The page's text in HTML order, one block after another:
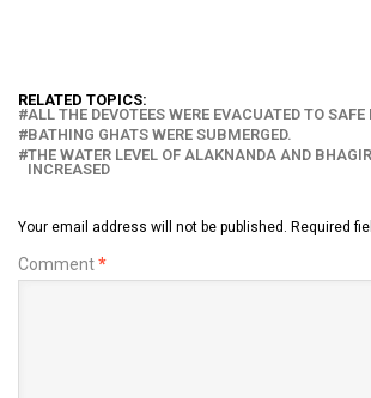
RELATED TOPICS:
ALL THE DEVOTEES WERE EVACUATED TO SAFE
BATHING GHATS WERE SUBMERGED.
THE WATER LEVEL OF ALAKNANDA AND
INCREASED
Your email address will not be published. Required
Comment*